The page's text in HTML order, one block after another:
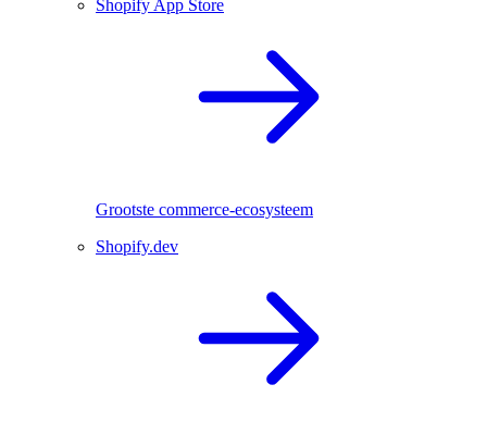
Shopify App Store
Grootste commerce-ecosysteem
Shopify.dev